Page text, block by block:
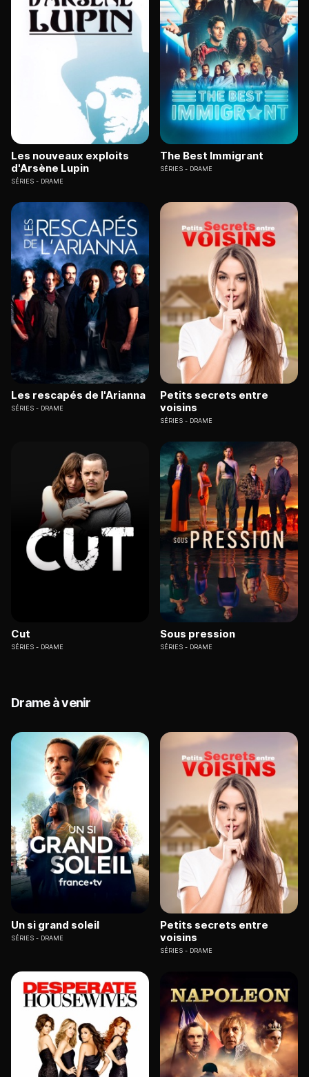
Les nouveaux exploits
d'Arsène Lupin
SÉRIES DRAME
The Best Immigrant
SÉRIES DRAME
Les rescapés de l'Arianna
SÉRIES DRAME
Petits secrets entre
voisins
SÉRIES DRAME
Cut
SÉRIES DRAME
Sous pression
SÉRIES DRAME
Drame à venir
Un si grand soleil
SÉRIES DRAME
Petits secrets entre
voisins
SÉRIES DRAME